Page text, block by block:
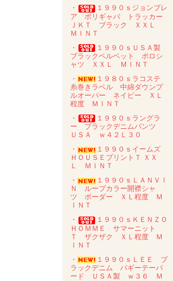
・
１９９０ｓジョンブレ
ア ポリギャバ トラッカー
ＪＫＴ ブラック ＸＸＬ
ＭＩＮＴ
・
１９９０ｓＵＳＡ製
ブラックベルベット ポロシ
ャツ ＸＸＬ ＭＩＮＴ
・
１９８０ｓラコステ
糸巻きラベル 中綿ダウンプ
ルオーバー ネイビー ＸＬ
程度 ＭＩＮＴ
・
１９９０ｓラングラ
ー ブラックデニムパンツ
ＵＳＡ ｗ４２Ｌ３０
・
１９９０ｓイームズ
ＨＯＵＳＥプリントＴ ＸＸ
Ｌ ＭＩＮＴ
・
１９９０ｓＬＡＮＶＩ
Ｎ ループカラー開襟シャ
ツ ボーダー ＸＬ程度 Ｍ
ＩＮＴ
・
１９９０ｓＫＥＮＺＯ
ＨＯＭＭＥ サマーニット
Ｔ ザクザク ＸＬ程度 Ｍ
ＩＮＴ
・
１９９０ｓＬＥＥ ブ
ラックデニム バギーテーパ
ード ＵＳＡ製 ｗ３６ Ｍ